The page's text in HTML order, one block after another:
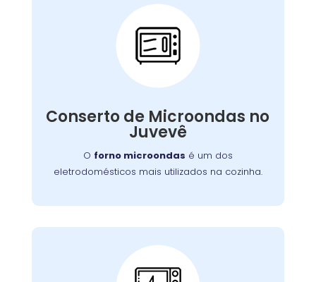
Conserto de Microondas no
Juvevê
O forno microondas é um dos
eletrodomésticos mais utilizados na cozinha.
Conserto de
Microondas:
Se o seu aparelho apresenta problemas como
equipe está preparada para consertá-lo com
eficiência, garantindo sua funcionalidade no